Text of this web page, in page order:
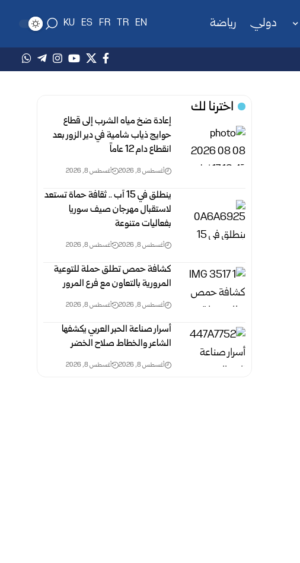
دولي رياضة EN
TR
FR
ES
KU
اخترنا لك
إعادة ضخ مياه الشرب إلى قطاع
حوايج ذياب شامية في دير الزور بعد
انقطاع دام 12 عاماً
أغسطس 8, 2026 أغسطس 8, 2026
‏ينطلق في 15 آب .. ثقافة حماة تستعد
لاستقبال مهرجان صيف سوريا
‏بفعاليات متنوعة
أغسطس 8, 2026 أغسطس 8, 2026
كشافة حمص تطلق حملة للتوعية
المرورية بالتعاون مع فرع المرور
أغسطس 8, 2026 أغسطس 8, 2026
أسرار صناعة الحبر العربي يكشفها
الشاعر والخطاط صلاح الخضر
أغسطس 8, 2026 أغسطس 8, 2026